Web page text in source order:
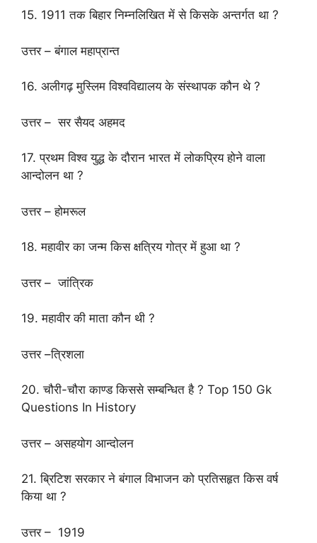
15. 1911 तक बिहार निम्नलिखित में से किसके अन्तर्गत था ?
उत्तर – बंगाल महाप्रान्त
16. अलीगढ़ मुस्लिम विश्वविद्यालय के संस्थापक कौन थे ?
उत्तर – सर सैयद अहमद
17. प्रथम विश्व युद्ध के दौरान भारत में लोकप्रिय होने वाला
आन्दोलन था ?
उत्तर – होमरूल
18. महावीर का जन्म किस क्षत्रिय गोत्र में हुआ था ?
उत्तर – जांत्रिक
19. महावीर की माता कौन थी ?
उत्तर –त्रिशला
20. चौरी-चौरा काण्ड किससे सम्बन्धित है ? Top 150 Gk
Questions In History
उत्तर – असहयोग आन्दोलन
21. ब्रिटिश सरकार ने बंगाल विभाजन को प्रतिसहृत किस वर्ष
किया था ?
उत्तर – 1919